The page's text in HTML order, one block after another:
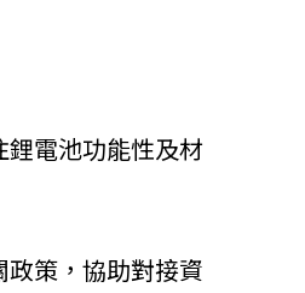
電池功能性及材
策，協助對接資